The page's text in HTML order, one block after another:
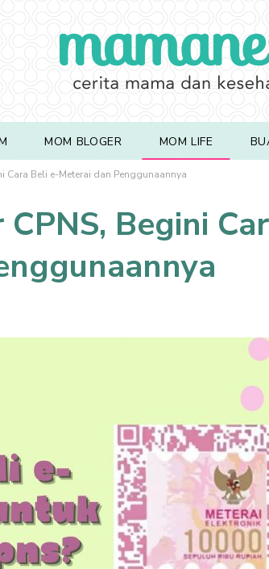
MOM BLOGER MOM LIFE
Cara Beli e-Meterai dan Penggunaannya
Begini